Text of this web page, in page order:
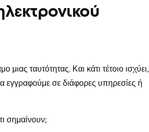
μιας ταυτότητας. Και κάτι τέτοιο ισχύει,
εγγραφούμε σε διάφορες υπηρεσίες ή
σημαίνουν;